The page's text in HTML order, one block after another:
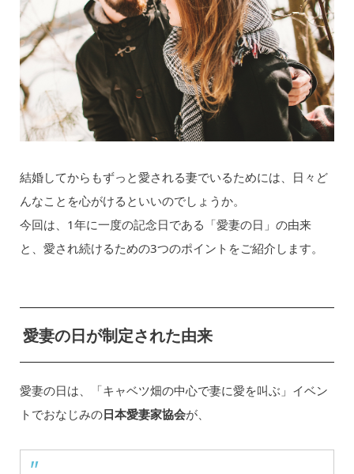
結婚してからもずっと愛される妻でいるためには、日々ど
んなことを心がけるといいのでしょうか。
今回は、1年に一度の記念日である「愛妻の日」の由来
と、愛され続けるための3つのポイントをご紹介します。
愛妻の日が制定された由来
愛妻の日は、「キャベツ畑の中心で妻に愛を叫ぶ」イベン
トでおなじみの日本愛妻家協会が、